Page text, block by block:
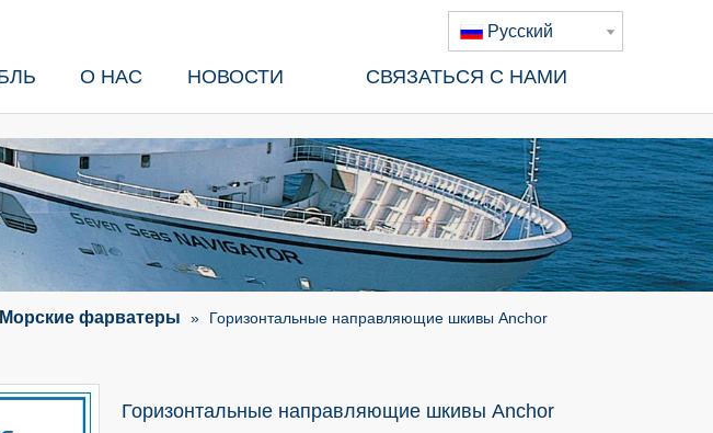
Pусский
О НАС НОВОСТИ СВЯЗАТЬСЯ С НАМИ
Морские фарватеры »
Горизонтальные направляющие шкивы Anchor
Горизонтальные направляющие шкивы Anchor